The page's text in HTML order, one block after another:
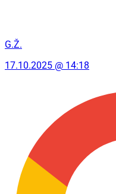
G.Ž.
17.10.2025 @ 14:18